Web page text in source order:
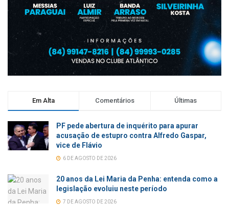
Em Alta Comentários Últimas
PF pede abertura de inquérito para apurar
acusação de estupro contra Alfredo Gaspar,
vice de Flávio
6 DE AGOSTO DE 2026
20 anos da Lei Maria da Penha: entenda como a
legislação evoluiu neste período
7 DE AGOSTO DE 2026